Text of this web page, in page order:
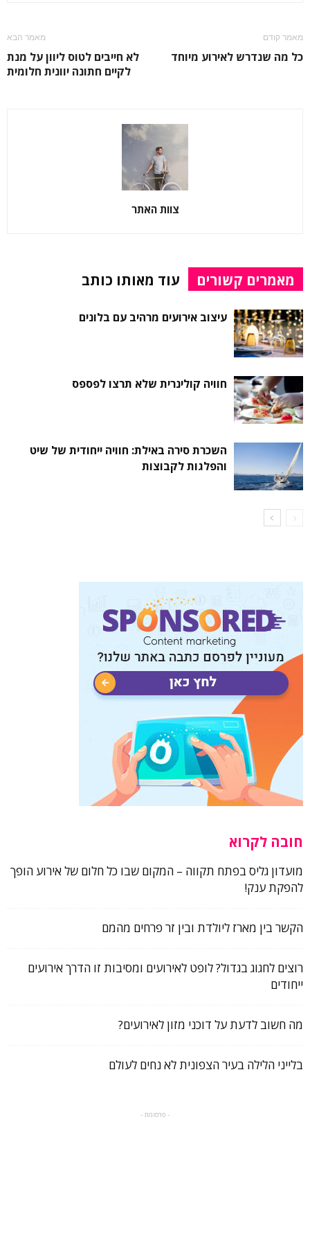
מאמר קודם
כל מה שנדרש לאירוע מיוחד
מאמר הבא
לא חייבים לטוס ליוון על מנת
לקיים חתונה יוונית חלומית
צוות האתר
מאמרים קשורים עוד מאותו כותב
עיצוב אירועים מרהיב עם בלונים
חוויה קולינרית שלא תרצו לפספס
השכרת סירה באילת: חוויה ייחודית של שיט
והפלגות לקבוצות
חובה לקרוא
מועדון גליס בפתח תקווה – המקום שבו כל חלום של אירוע הופך
להפקת ענק!
הקשר בין מארז ליולדת ובין זר פרחים מהמם
רוצים לחגוג בגדול? לופט לאירועים ומסיבות זו הדרך אירועים
ייחודים
מה חשוב לדעת על דוכני מזון לאירועים?
בלייני הלילה בעיר הצפונית לא נחים לעולם
- פרסומת -